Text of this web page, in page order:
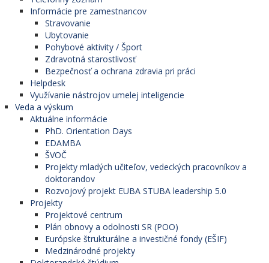
Informácie pre zamestnancov
Stravovanie
Ubytovanie
Pohybové aktivity / Šport
Zdravotná starostlivosť
Bezpečnosť a ochrana zdravia pri práci
Helpdesk
Využívanie nástrojov umelej inteligencie
Veda a výskum
Aktuálne informácie
PhD. Orientation Days
EDAMBA
ŠVOČ
Projekty mladých učiteľov, vedeckých pracovníkov a
doktorandov
Rozvojový projekt EUBA STUBA leadership 5.0
Projekty
Projektové centrum
Plán obnovy a odolnosti SR (POO)
Európske štrukturálne a investičné fondy (EŠIF)
Medzinárodné projekty